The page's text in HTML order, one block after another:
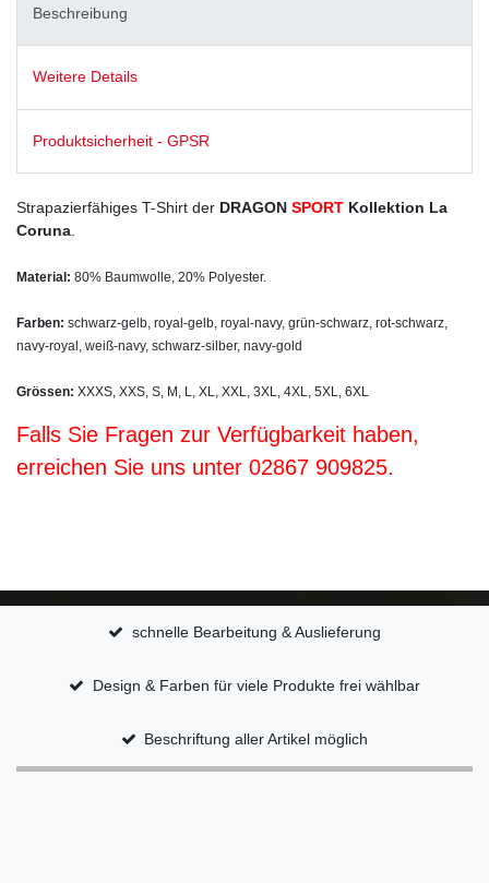
Beschreibung
Weitere Details
Produktsicherheit - GPSR
Strapazierfähiges T-Shirt der DRAGON SPORT Kollektion La
Coruna
Material: 80% Baumwolle, 20% Polyester.
Farben: schwarz-gelb, royal-gelb, royal-navy, grün-schwarz, rot-schwarz,
navy-royal, weiß-navy, schwarz-silber, navy-gold
Grössen: XXXS, XXS, S, M, L, XL, XXL, 3XL, 4XL, 5XL, 6XL
Falls Sie Fragen zur Verfügbarkeit haben,
erreichen Sie uns unter 02867 909825.
schnelle Bearbeitung & Auslieferung
Design & Farben für viele Produkte frei wählbar
Beschriftung aller Artikel möglich